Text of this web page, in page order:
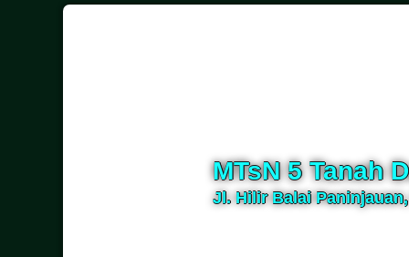
MTsN 5 Tanah
Jl. Hilir Balai